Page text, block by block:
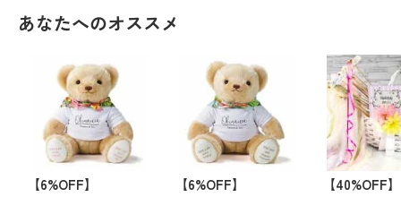
あなたへのオススメ
【6%OFF】
【6%OFF】
【40%OFF】